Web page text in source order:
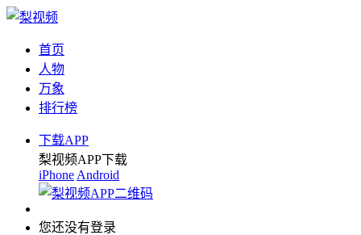
首页
人物
万象
排行榜
下载APP
梨视频APP下载
iPhone Android
您还没有登录